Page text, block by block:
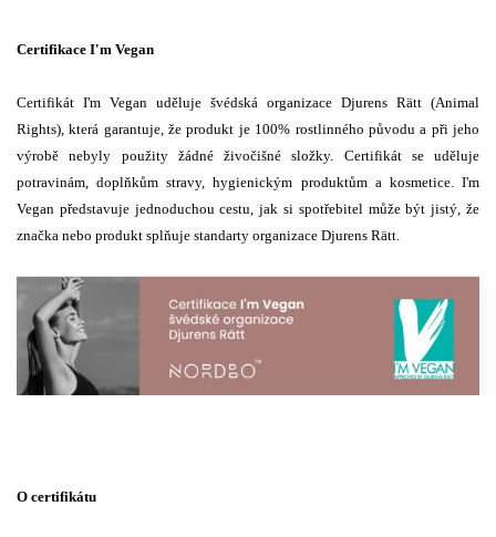
Certifikace I'm Vegan
Certifikát I'm Vegan uděluje švédská organizace Djurens Rätt (Animal
Rights), která garantuje, že produkt je 100% rostlinného původu a při jeho
výrobě nebyly použity žádné živočišné složky. Certifikát se uděluje
potravinám, doplňkům stravy, hygienickým produktům a kosmetice. I'm
Vegan představuje jednoduchou cestu, jak si spotřebitel může být jistý, že
značka nebo produkt splňuje standarty organizace Djurens Rätt.
O certifikátu